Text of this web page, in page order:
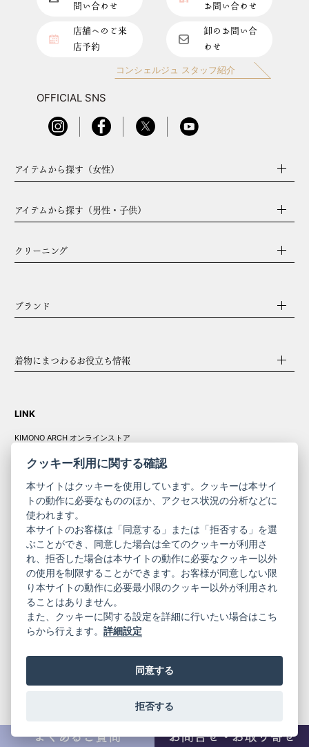
問い合わせ
お問い合わせ
店舗へのご来
店予約
卸のお問い合
わせ
コンシェルジュ スタッフ紹介
OFFICIAL SNS
アイテムから探す（女性）
アイテムから探す（男性・子供）
クリーニング
ブランド
着物にまつわるお役立ち情報
LINK
KIMONO ARCH オンラインストア
コーポレート
サイト
きものやまと振
袖
サイト
ニュースレター
ご利用案内
お問い合わせ
プライバシーポリシー
特定商取引法に基づく表記
ご利用規約
© 2019 YAMATO CO, LTD.
クッキー利用に関する確認
本サイトはクッキーを使用しています。クッキーは本サイ
トの動作に必要なもののほか、アクセス状況の分析などに
使われます。
本サイトのお客様は「同意する」または「拒否する」を選
ぶことができ、同意した場合は全てのクッキーが利用さ
れ、拒否した場合は本サイトの動作に必要なクッキー以外
の使用を制限することができます。お客様が同意しない限
り本サイトの動作に必要最小限のクッキー以外が利用され
ることはありません。
また、クッキーに関する設定を詳細に行いたい場合はこち
らから行えます。詳細設定
同意する
拒否する